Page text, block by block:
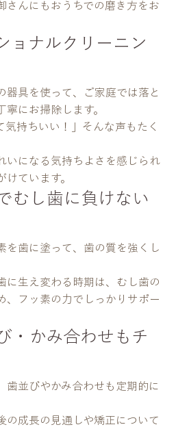
さんにもおうちでの磨き方をお
ョナルクリーニン
器具を使って、ご家庭では落と
寧にお掃除します。
気持ちいい！」そんな声もたく
いになる気持ちよさを感じられ
けています。
むし歯に負けない
を歯に塗って、歯の質を強くし
に生え変わる時期は、むし歯の
、フッ素の力でしっかりサポー
・かみ合わせもチ
歯並びやかみ合わせも定期的に
の成長の見通しや矯正について